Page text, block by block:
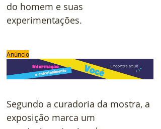
do homem e suas
experimentações.
Anúncio
Segundo a curadoria da mostra, a
exposição marca um